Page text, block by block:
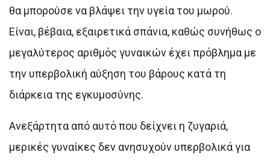
θα μπορούσε να βλάψει την υγεία του μωρού.
Είναι, βέβαια, εξαιρετικά σπάνια, καθώς συνήθως ο
μεγαλύτερος αριθμός γυναικών έχει πρόβλημα με
την υπερβολική αύξηση του βάρους κατά τη
διάρκεια της εγκυμοσύνης.
Ανεξάρτητα από αυτό που δείχνει η ζυγαριά,
μερικές γυναίκες δεν ανησυχούν υπερβολικά για